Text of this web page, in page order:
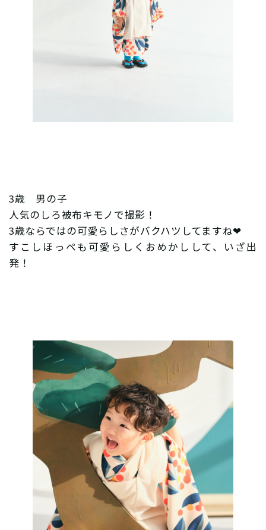
3歳 男の子
人気のしろ被布キモノで撮影！
3歳ならではの可愛らしさがバクハツしてますね❤︎
すこしほっぺも可愛らしくおめかしして、いざ出
発！